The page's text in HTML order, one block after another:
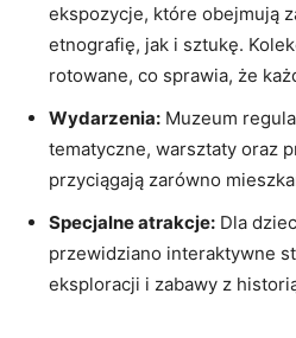
ekspozycje, które obejmują
⁤etnografię, jak i sztukę.
rotowane, co sprawia, że
Wydarzenia: ‌Muzeum
tematyczne, warsztaty ‌oraz
przyciągają zarówno
Specjalne atrakcje: Dla
przewidziano interaktywne
eksploracji i zabawy z